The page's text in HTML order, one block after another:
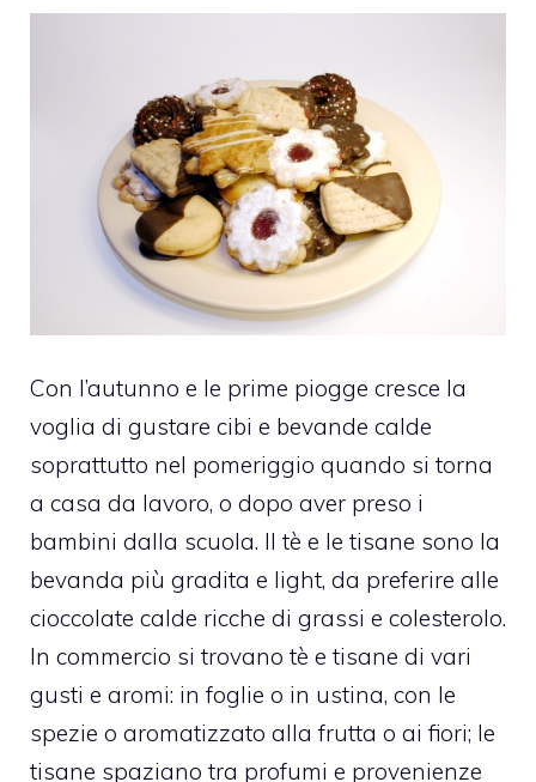
Con l’autunno e le prime piogge cresce la
voglia di gustare cibi e bevande calde
soprattutto nel pomeriggio quando si torna
a casa da lavoro, o dopo aver preso i
bambini dalla scuola. Il tè e le tisane sono la
bevanda più gradita e light, da preferire alle
cioccolate calde ricche di grassi e colesterolo.
In commercio si trovano tè e tisane di vari
gusti e aromi: in foglie o in ustina, con le
spezie o aromatizzato alla frutta o ai fiori; le
tisane spaziano tra profumi e provenienze